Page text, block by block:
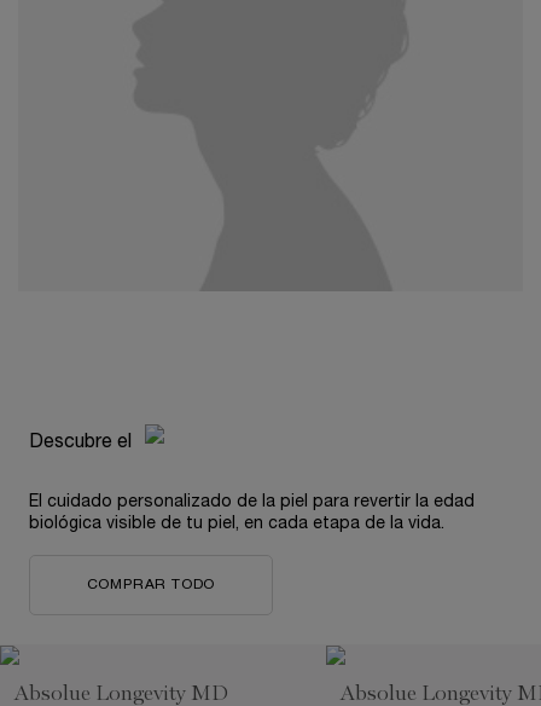
Descubre el
El cuidado personalizado de la piel para revertir la edad
biológica visible de tu piel, en cada etapa de la vida.
COMPRAR TODO
Absolue Longevity MD
Absolue Longevity